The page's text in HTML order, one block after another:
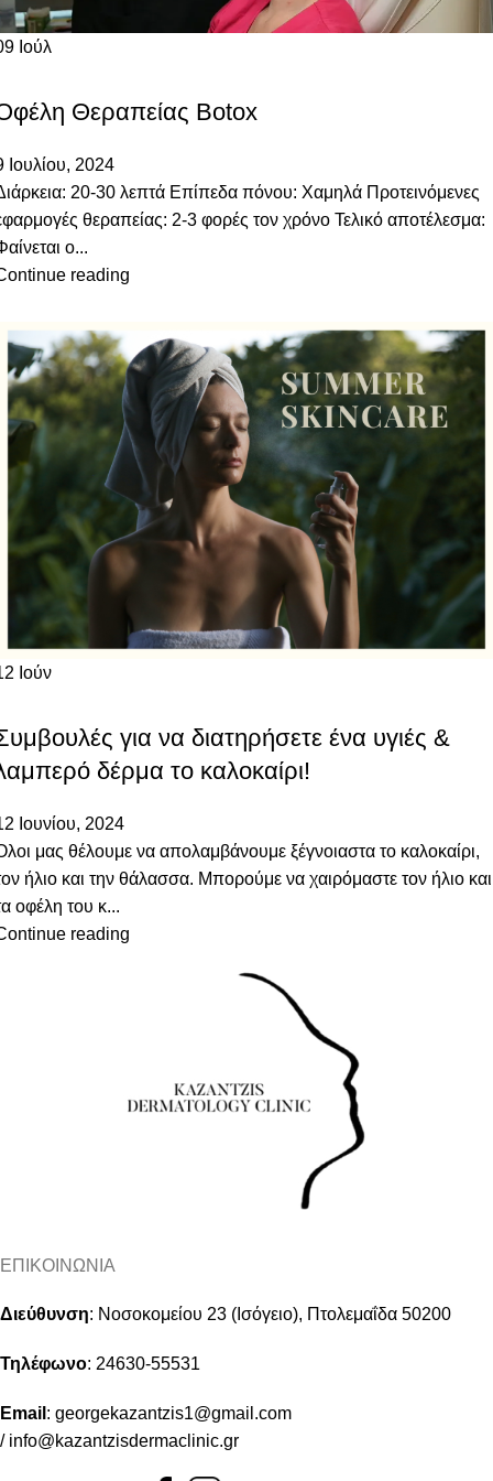
Ιούλ
Θεραπείας Botox
Ιουλίου, 2024
20-30 λεπτά Επίπεδα πόνου: Χαμηλά Προτεινόμενες
θεραπείας: 2-3 φορές τον χρόνο Τελικό αποτέλεσμα:
ο...
reading
Ιούν
για να διατηρήσετε ένα υγιές &
δέρμα το καλοκαίρι!
Ιουνίου, 2024
μας θέλουμε να απολαμβάνουμε ξέγνοιαστα το καλοκαίρι,
ήλιο και την θάλασσα. Μπορούμε να χαιρόμαστε τον ήλιο και
οφέλη του κ...
reading
ΕΠΙΚΟΙΝΩΝΙΑ
Διεύθυνση: Νοσοκομείου 23 (Ισόγειο), Πτολεμαΐδα 50200
Τηλέφωνο: 24630-55531
Email : georgekazantzis1@gmail.com
/ info@kazantzisdermaclinic.gr